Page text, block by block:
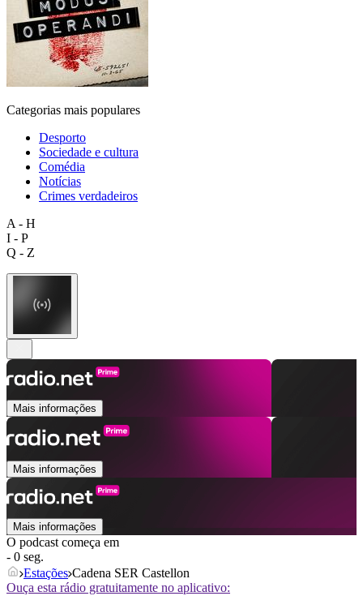
Categorias mais populares
Desporto
Sociedade e cultura
Comédia
Notícias
Crimes verdadeiros
A - H
I - P
Q - Z
Mais informações
Mais informações
Mais informações
O podcast começa em
- 0 seg.
Estações Cadena SER Castellon
Ouça esta rádio gratuitamente no aplicativo: